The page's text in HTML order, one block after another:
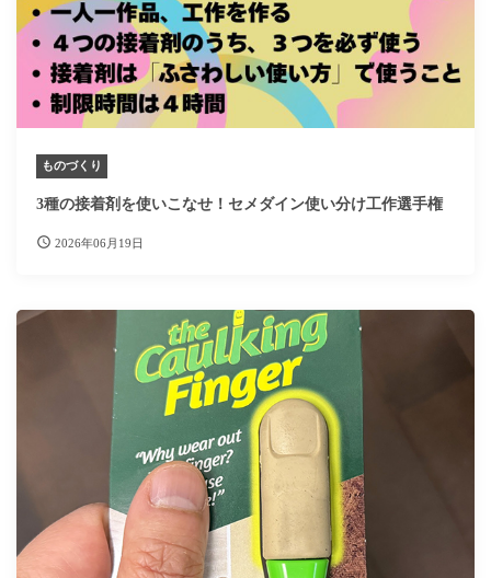
ものづくり
3種の接着剤を使いこなせ！セメダイン使い分け工作選手権
2026年06月19日